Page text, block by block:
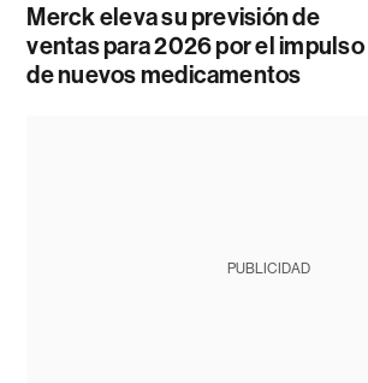
Merck eleva su previsión de
ventas para 2026 por el impulso
de nuevos medicamentos
PUBLICIDAD